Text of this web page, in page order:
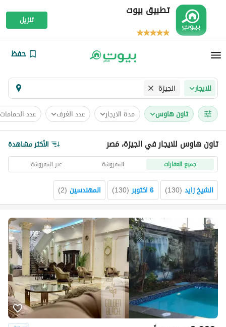
تطبيق بيوت
تنزيل
حفظ
للايجار الجيزة
تاون هاوس مدة الايجار عدد الغرف عدد الحمامات
تاون هاوس للايجار في الجيزة، مَصر الأكثر مشاهدة
جميع العقارات المفروشة غير المفروشة
الشيخ زايد (
130
) 6 اكتوبر (
130
) المهندسين (
2
)